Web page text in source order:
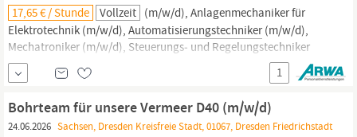
17,65 € / Stunde Vollzeit (m/w/d), Anlagenmechaniker für
Elektrotechnik (m/w/d), Automatisierungstechniker(m/w/d),
Mechatroniker (m/w/d), Steuerungs‑ und Regelungstechniker
(m/w/d) oder Instandhaltungsmechaniker für elektrische Anlagen
(m/w/d)? Das trifft sich gut, denn diese Jobs sind ab sofort für Sie
verfügbar! Mit Ihrer Bewerbung erklären Sie sich mit den...
1
Bohrteam für unsere Vermeer D40 (m/w/d)
24.06.2026 Sachsen, Dresden Kreisfreie Stadt, 01067, Dresden Friedrichstadt